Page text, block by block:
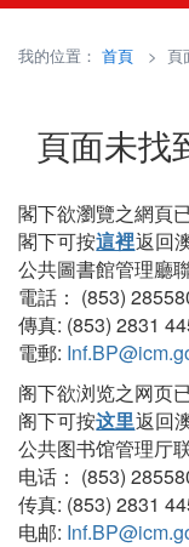
我的位置： 首頁 > 頁
頁面未找
閣下欲瀏覽之網頁
閣下可按這裡返回
公共圖書館管理廳
電話： (853)
傳真: (853) 2831
電郵:
阁下欲浏览之网页
阁下可按这里返回
公共图书馆管理厅
电话： (853)
传真: (853) 2831
电邮: